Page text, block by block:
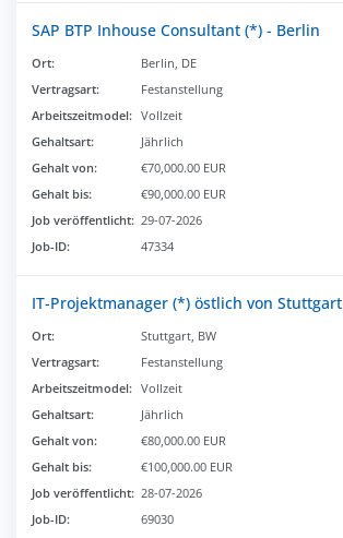
SAP BTP Inhouse Consultant (*) - Berlin
Ort:
Berlin, DE
Vertragsart:
Festanstellung
Arbeitszeitmodel: Vollzeit
Gehaltsart:
Jährlich
Gehalt von:
€70,000.00 EUR
Gehalt bis:
€90,000.00 EUR
Job veröffentlicht: 29-07-2026
Job-ID:
47334
IT-Projektmanager (*) östlich von Stuttgart
Ort:
Stuttgart, BW
Vertragsart:
Festanstellung
Arbeitszeitmodel: Vollzeit
Gehaltsart:
Jährlich
Gehalt von:
€80,000.00 EUR
Gehalt bis:
€100,000.00 EUR
Job veröffentlicht: 28-07-2026
Job-ID:
69030